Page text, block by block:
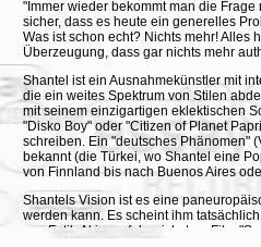
"Immer wieder bekommt man die
sicher, dass es heute ein generelles
Was ist schon echt? Nichts mehr! Alles
Überzeugung, dass gar nichts mehr
Shantel ist ein Ausnahmekünstler mit
die ein weites Spektrum von Stilen
mit seinem einzigartigen eklektischen
"Disko Boy" oder "Citizen of Planet
schreiben. Ein "deutsches Phänomen"
bekannt (die Türkei, wo Shantel eine
von Finnland bis nach Buenos Aires
Shantels Vision ist es eine
werden kann. Es scheint ihm
aus Fatih Akins erfolgreichstem Film